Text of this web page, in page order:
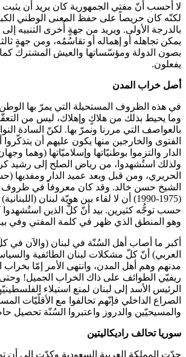
لا أحسب أنّ مفتي الجمهورية كان يريد أن يثبت
لكنّه كان حريصاً على حفظ المعنى الوطني
بالدرجة الأولى. ويريد من جهةٍ أُخرى التنبيه
يمكن تجاهله أو إهماله أو تقاسُمُه، ومن جهةٍ
بصون الدولة ومؤسّساتها والعيش المشترك
يفعلون.
أصل خراب المدن
في هذه الظروف المستحيلة التي يمرّ بها الوطن
وما يحيط بذلك من هلاكٍ وإهلاك، ليس من
بالعواصف التي مررنا ونمرّ بها. لكنّ السادة
الفتوى والخارجين منها يكون عليهم أن يتذكّروا
الدار والتزموا بوطنيّاتها وإسلاميّاتها (وهما
ولذلك استُشهدوا، من رياض الصلح إلى رشيد
الحريري، ومن قبل وبعد عميد الدار ومفديها
الشيخ حسن خالد. وقد كان معروفاً في ظروف
(1975-1990) أن لا لقاء بين هويّة لبنان
حسب توجُّه كثيرين. بيد أنّ كلَّ الذين استُشهدوا
وهو المنطق الذي ظهر في كلمة المفتي وفي
أكبر ما أصاب أهل السُنّة في لبنان (والآن
العربي) أنّ كلّ مشكلات لبنان الطائفية
مدنهم وهم أهل المدن، وانتهى الأمر إمّا بخراب
ريفيّي الطوائف على ذاك الخراب الجميل!
الرئيس الأسد إلى لبنان لمنع استيلاء
الصراع الداخلي فإنّهم تحالفوا مع الأقلّيّات
والمسيحيّين والدروز واعتبروا السُنّة تحصيل
سوريا تحالف راديكاليتين
جدّت المملكة العربية السعودية وكدّت إلى